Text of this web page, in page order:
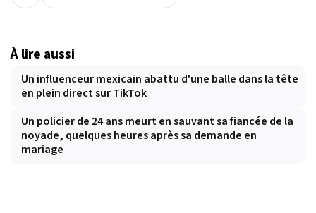
À lire aussi
Un influenceur mexicain abattu d'une balle dans la tête
en plein direct sur TikTok
Un policier de 24 ans meurt en sauvant sa fiancée de la
noyade, quelques heures après sa demande en
mariage